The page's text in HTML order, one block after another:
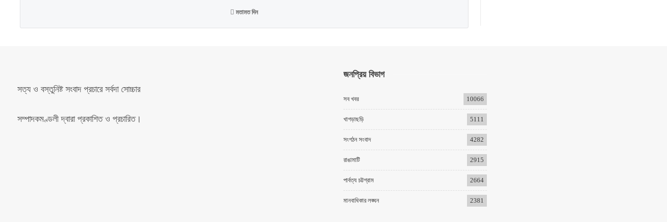
মতামত দিন
সত্য ও বস্তুনিষ্ট সংবাদ প্রচারে সর্বদা সোচ্চার
সম্পাদকমণ্ডলী দ্বারা প্রকাশিত ও প্রচারিত।
জনপ্রিয় বিভাগ
সব খবর 10066
খাগড়াছড়ি 5111
সংগঠন সংবাদ 4282
রাঙামাটি 2915
পার্বত্য চট্টগ্রাম 2664
মানবাধিকার লঙ্ঘন 2381